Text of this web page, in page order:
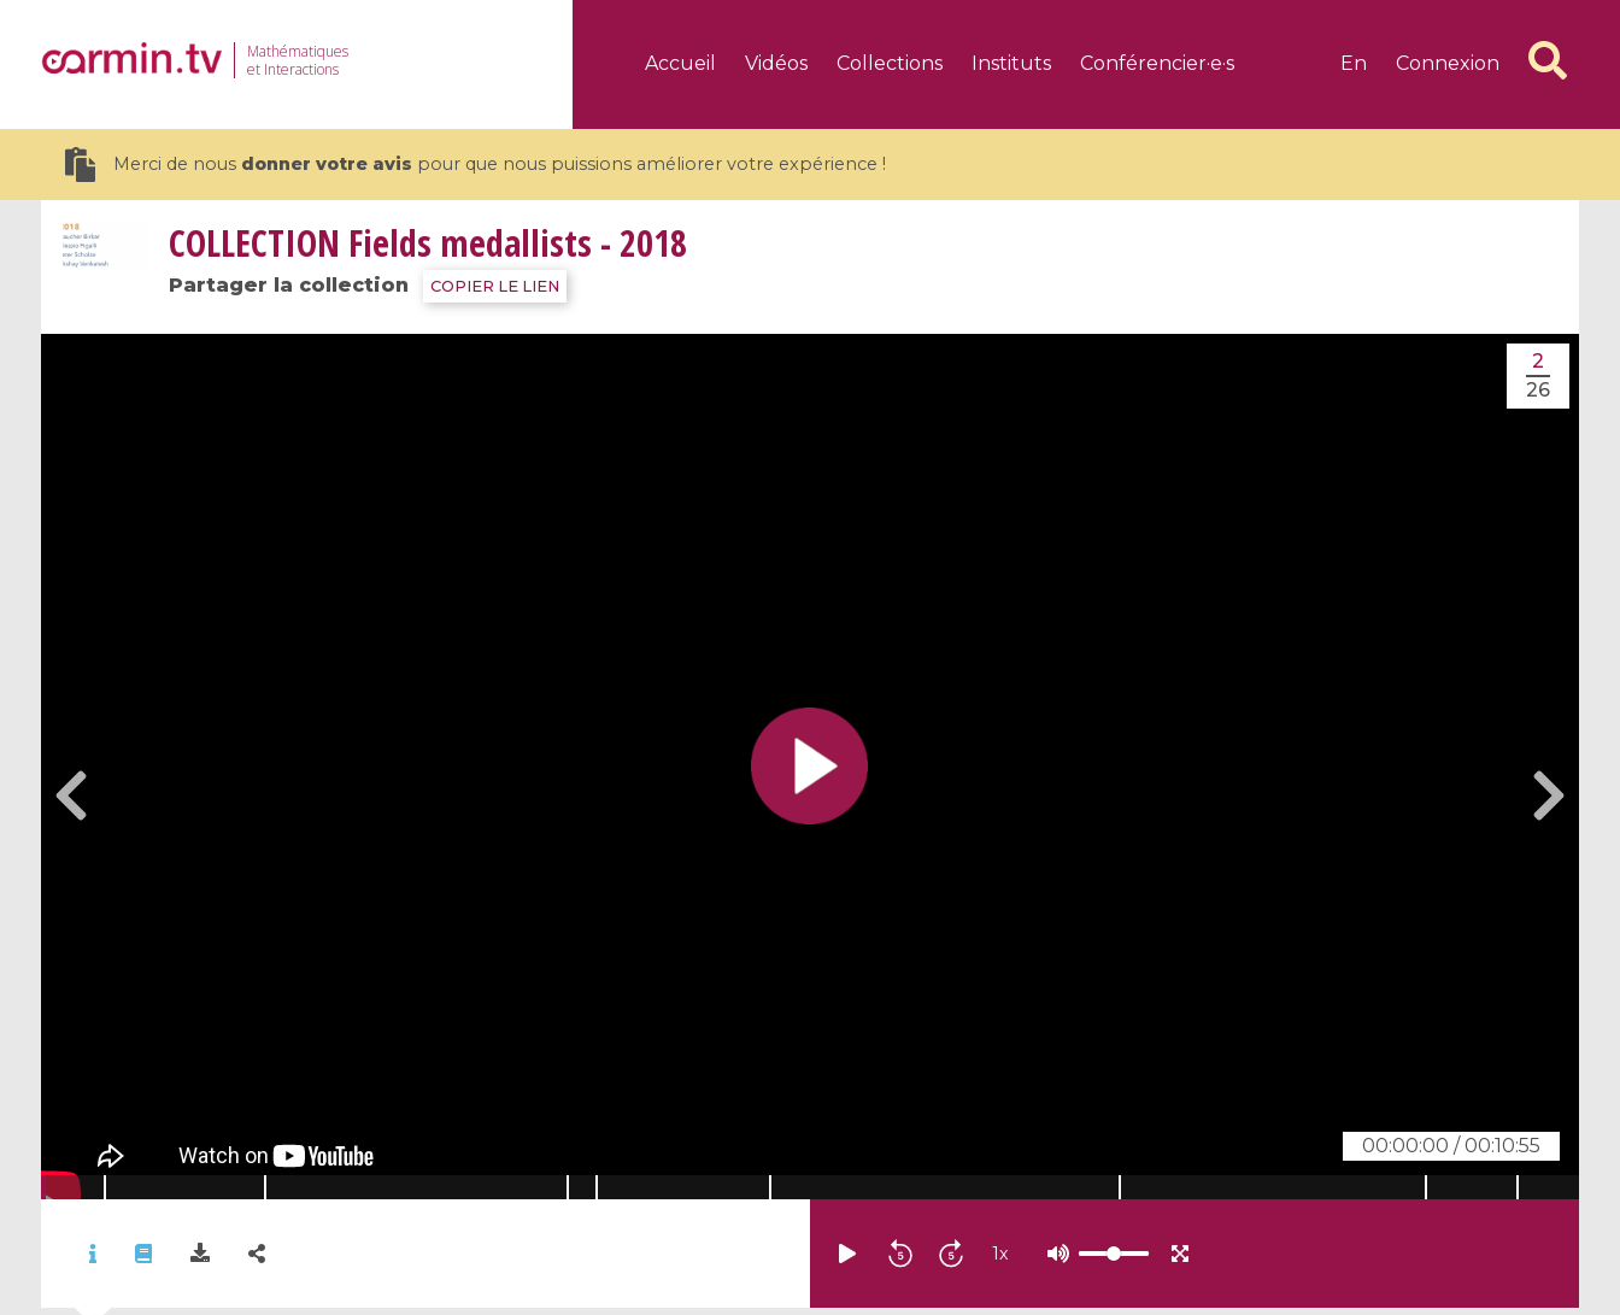
Mathématiques
et Interactions
Accueil Vidéos Collections Instituts Conférencier·e·s En Connexion
Merci de nous donner votre avis pour que nous puissions améliorer votre expérience !
19 videos 5 videos 6 videos 1 videos
COLLECTION Fields medallists - 2018
Partager la collection COPIER LE LIEN
00:00:00 /00:10:55
2
26
1x